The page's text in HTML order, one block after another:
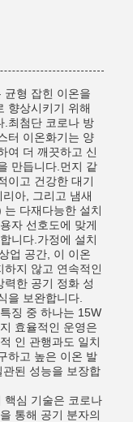
균형 잡힌 이온을
향상시키기 위해
.최첨단 코로나 방
터 이온화기는 양
여 더 깨끗하고 신
만듭니다.먼지 같
이고 건강한 대기
아, 그리고 냄새
다재다능한 설치
자 선호도에 맞게
니다.가정에 설치
업 공간, 이 이온
지 않고 연속적인
력한 공기 정화 성
을 보완합니다.
징 중 하나는 15W
효율적인 운영은
인 관행과도 일치
하고 높은 이온 발
된 성능을 보장합
핵심 기술은 코로나
통해 공기 분자의